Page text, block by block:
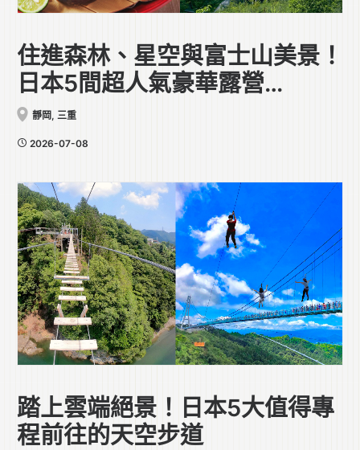
住進森林、星空與富士山美景！
日本5間超人氣豪華露營
Glamping住宿推薦
靜岡, 三重
2026-07-08
踏上雲端絕景！日本5大值得專
程前往的天空步道